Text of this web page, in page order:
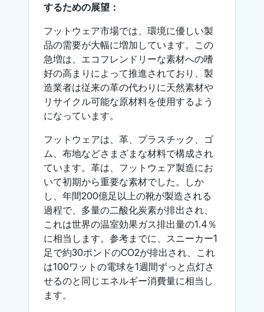
するための展望：
フットウェア市場では、環境に優しい製
品の需要が大幅に増加しています。この
急増は、エコフレンドリーな素材への嗜
好の高まりによって推進されており、製
造業者は従来の革の代わりに天然素材や
リサイクル可能な原材料を使用するよう
になっています。
フットウェアは、革、プラスチック、ゴ
ム、布地などさまざまな材料で構成され
ています。革は、フットウェア製造にお
いて初期から重要な素材でした。しか
し、年間200億足以上の靴が製造される
過程で、多量の二酸化炭素が排出され、
これは世界の温室効果ガス排出量の1.4％
に相当します。参考までに、スニーカー1
足で約30ポンドのCO2が排出され、これ
は100ワットの電球を1週間ずっと点灯さ
せるのと同じエネルギー消費量に相当し
ます。